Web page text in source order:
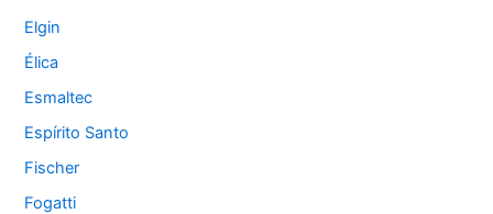
Elgin
Élica
Esmaltec
Espírito Santo
Fischer
Fogatti